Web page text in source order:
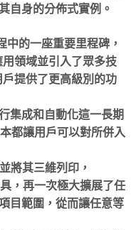
自身的分佈式實例。
的一座重要里程碑，
領域並引入了眾多技
提供了更高級別的功
集成和自動化這一長期
都讓用戶可以對所併入
將其三維列印，
，再一次極大擴展了任
目範圍，從而讓任意等